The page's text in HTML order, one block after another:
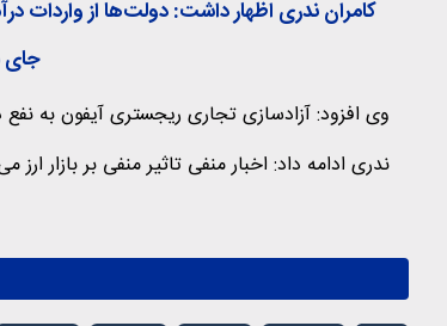
کامران ندری اظهار داشت: دولت‌ها از واردات
وی افزود: آزادسازی تجاری ریجستری آیفون به
ندری ادامه داد: اخبار منفی تاثیر منفی بر بازار